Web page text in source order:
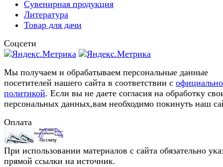
Сувенирная продукция
Литература
Товар для дачи
Соцсети
Мы получаем и обрабатываем персональные данные
посетителей нашего сайта в соответствии с
политикой. Если вы не даете согласия на обработку
персональных данных,вам необходимо покинуть наш
Оплата
При использовании материалов с сайта обязательно
прямой ссылки на источник.